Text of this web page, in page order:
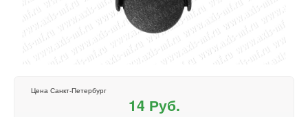
Цена Санкт-Петербург
14 Руб.